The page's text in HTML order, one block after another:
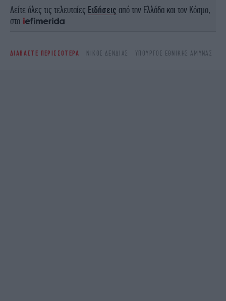
Δείτε όλες τις τελευταίες Ειδήσεις από την Ελλάδα και τον Κόσμο,
στο
ΔΙΑΒΑΣΤΕ ΠΕΡΙΣΣΟΤΕΡΑ ΝΊΚΟΣ ΔΈΝΔΙΑΣ ΥΠΟΥΡΓΌΣ ΕΘΝΙΚΉΣ ΆΜΥΝΑΣ